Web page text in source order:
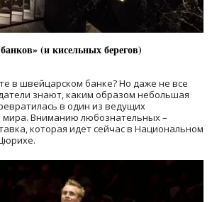
(и кисельных берегов)
в швейцарском банке? Но даже не все
знают, каким образом небольшая
в один из ведущих
Вниманию любознательных –
которая идет сейчас в Национальном